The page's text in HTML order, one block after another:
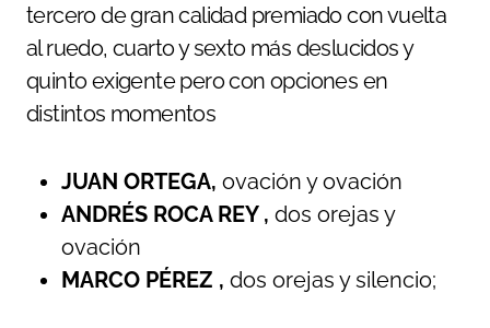
tercero de gran calidad premiado con vuelta
al ruedo, cuarto y sexto más deslucidos y
quinto exigente pero con opciones en
distintos momentos
JUAN ORTEGA, ovación y ovación
ANDRÉS ROCA REY , dos orejas y
ovación
MARCO PÉREZ , dos orejas y silencio;